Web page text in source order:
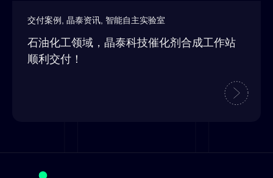
交付案例 晶泰资讯 智能自主实验室
石油化工领域，晶泰科技催化剂合成工作站
顺利交付！